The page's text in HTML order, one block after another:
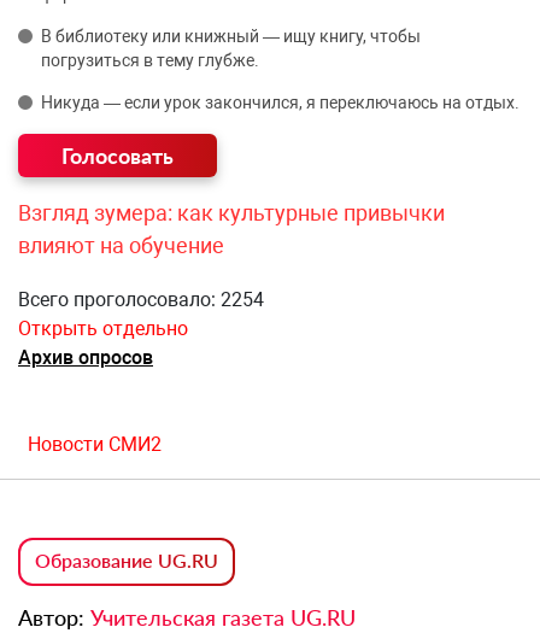
В библиотеку или книжный — ищу книгу, чтобы
погрузиться в тему глубже.
Никуда — если урок закончился, я переключаюсь на отдых.
Взгляд зумера: как культурные привычки
влияют на обучение
Всего проголосовало: 2254
Открыть отдельно
Архив опросов
Новости СМИ2
Образование UG.RU
Автор: Учительская газета UG.RU